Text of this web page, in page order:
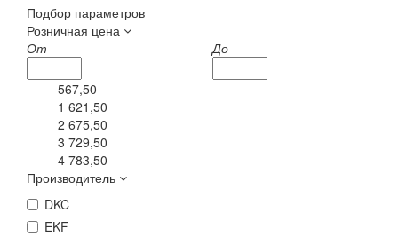
Подбор параметров
Розничная цена
От
До
567,50
1 621,50
2 675,50
3 729,50
4 783,50
Производитель
DKC
EKF